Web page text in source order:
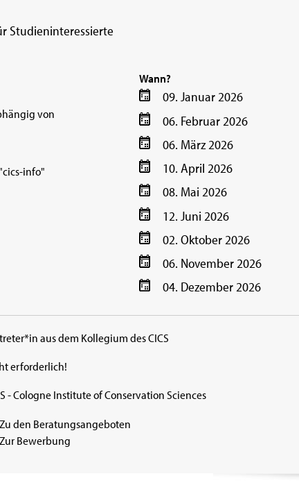
Studieninteressierte
Wann?
09. Januar 2026
06. Februar 2026
06. März 2026
10. April 2026
08. Mai 2026
12. Juni 2026
02. Oktober 2026
06. November 2026
04. Dezember 2026
von
info"
aus dem Kollegium des CICS
erforderlich!
- Cologne Institute of Conservation Sciences
Zu den Beratungsangeboten
Zur Bewerbung